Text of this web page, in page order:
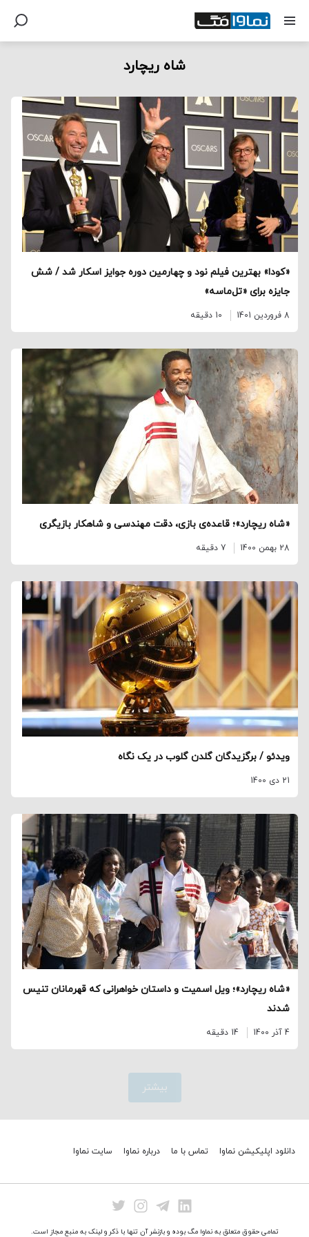
شاه ریچارد
«کودا» بهترین فیلم نود و چهارمین دوره جوایز اسکار شد / شش
جایزه برای «تل‌ماسه»
8 فروردین 1401 10 دقیقه
«شاه ریچارد»؛ قاعده‌ی بازی، دقت مهندسی و شاهکار بازیگری
28 بهمن 1400 7 دقیقه
ویدئو / برگزیدگان گلدن گلوب در یک نگاه
21 دی 1400
«شاه ریچارد»؛ ویل اسمیت و داستان خواهرانی که قهرمانان تنیس
شدند
4 آذر 1400 14 دقیقه
بیشتر
دانلود اپلیکیشن نماوا تماس با ما درباره نماوا سایت نماوا
تمامی حقوق متعلق به نماوا مگ بوده و بازنشر آن تنها با ذکر و لینک به منبع مجاز است.